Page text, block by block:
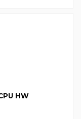
HW